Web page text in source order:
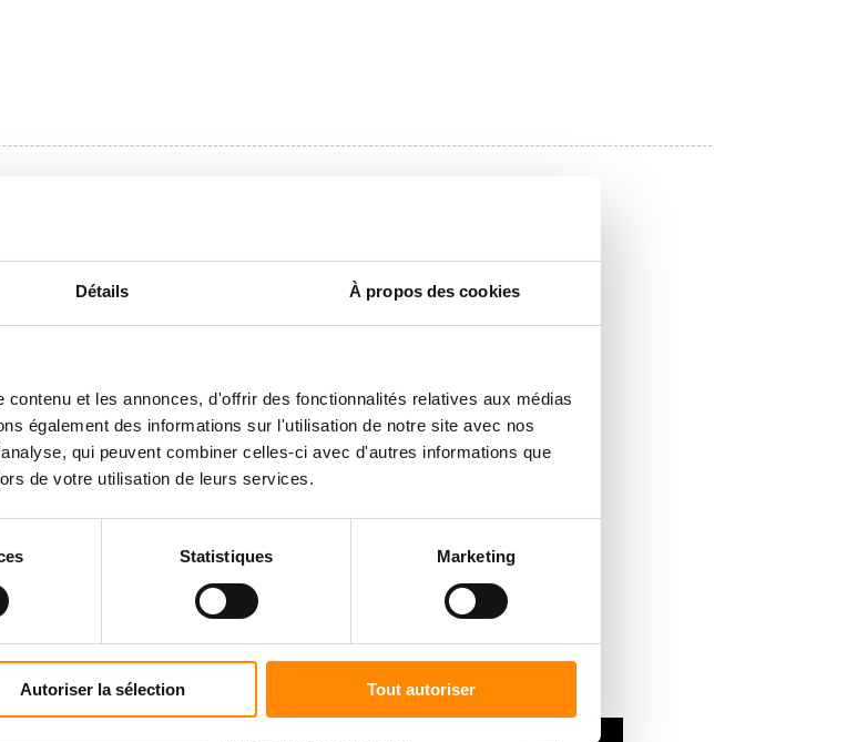
Détails À propos des cookies
et les annonces, d'offrir des fonctionnalités relatives aux médias
également des informations sur l'utilisation de notre site avec nos
qui peuvent combiner celles-ci avec d'autres informations que
de votre utilisation de leurs services.
Statistiques Marketing
Autoriser la sélection Tout autoriser
TROUVER UN REVENDEUR
Entrez un code postal ou une ville